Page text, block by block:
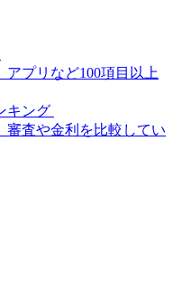
プリなど100項目以上
キング
審査や金利を比較してい